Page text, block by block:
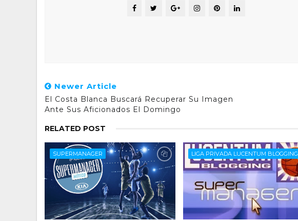
Newer Article
El Costa Blanca Buscará Recuperar Su Imagen
Ante Sus Aficionados El Domingo
RELATED POST
SUPERMANAGER LIGA PRIVADA LUCENTUM BLOGGING